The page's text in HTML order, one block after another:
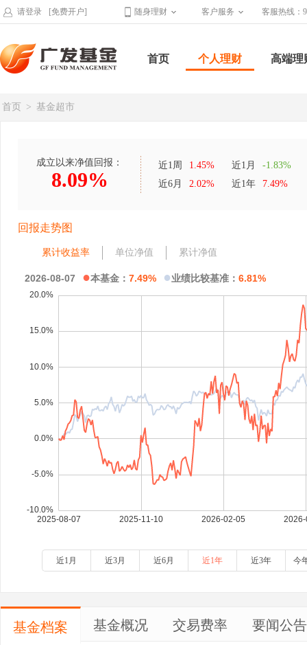
请登录 [免费开户] 随身理财 客户服务 客服热线：
首页 个人理财 高端理
首页 > 基金超市
成立以来净值回报：
8.09%
近1周 1.45% 近1月
-1.83%
近6月
2.02% 近1年 7.49%
回报走势图
累计收益率 单位净值 累计净值
2026-08-07 ●本基金： 7.49% ●业绩比较基准： 6.81%
近1月 近3月 近6月 近1年 近3年 今
基金档案 基金概况 交易费率 要闻公告